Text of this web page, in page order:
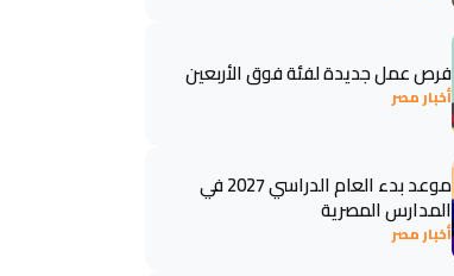
فرص عمل جديدة لفئة فوق الأربعين
أخبار مصر
موعد بدء العام الدراسي 2027 في
المدارس المصرية
أخبار مصر